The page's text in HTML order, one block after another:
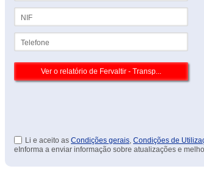
Li e aceito as Condições gerais, Condições de
eInforma a enviar informação sobre atualizações e